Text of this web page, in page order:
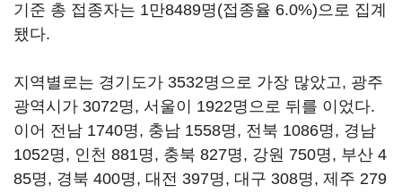
기준 총 접종자는 1만8489명(접종율 6.0%)으로 집계
됐다.
지역별로는 경기도가 3532명으로 가장 많았고, 광주
광역시가 3072명, 서울이 1922명으로 뒤를 이었다.
이어 전남 1740명, 충남 1558명, 전북 1086명, 경남
1052명, 인천 881명, 충북 827명, 강원 750명, 부산 4
85명, 경북 400명, 대전 397명, 대구 308명, 제주 279